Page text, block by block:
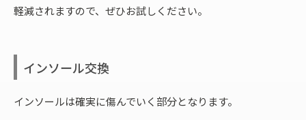
軽減されますので、ぜひお試しください。
インソール交換
インソールは確実に傷んでいく部分となります。